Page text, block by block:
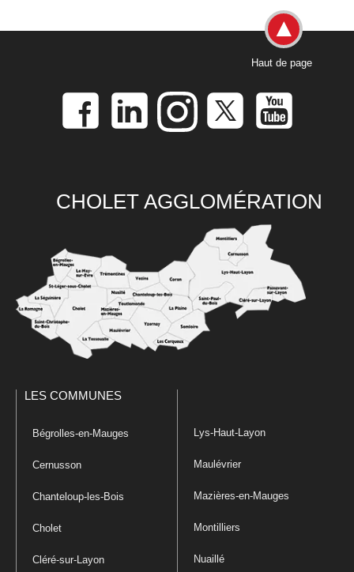
Haut de page
CHOLET AGGLOMÉRATION
LES COMMUNES
Bégrolles-en-Mauges
Cernusson
Chanteloup-les-Bois
Cholet
Cléré-sur-Layon
Lys-Haut-Layon
Maulévrier
Mazières-en-Mauges
Montilliers
Nuaillé